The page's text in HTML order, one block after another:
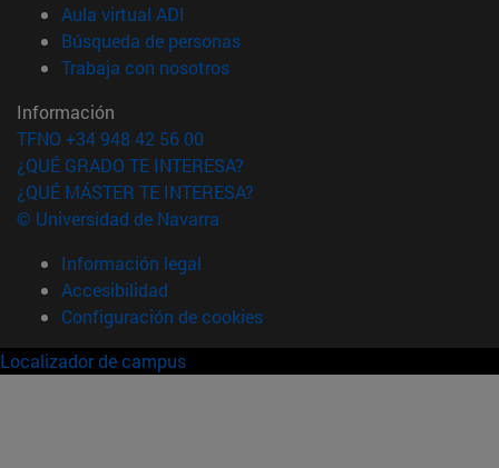
Aula virtual ADI
Búsqueda de personas(abre en nueva ventana)
Trabaja con nosotros(abre en nueva ventana)
Información
TFNO +34 948 42 56 00
¿QUÉ GRADO TE INTERESA?
¿QUÉ MÁSTER TE INTERESA?
© Universidad de Navarra
Información legal
Accesibilidad
Configuración de cookies
Localizador de campus